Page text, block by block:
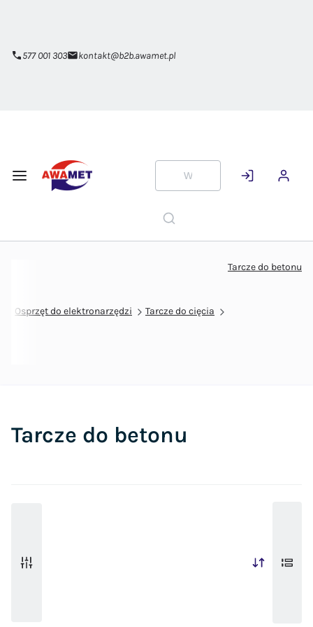
577 001 303
kontakt@b2b.awamet.pl
Osprzęt do elektronarzędzi Tarcze do cięcia
Tarcze do betonu
Tarcze do betonu